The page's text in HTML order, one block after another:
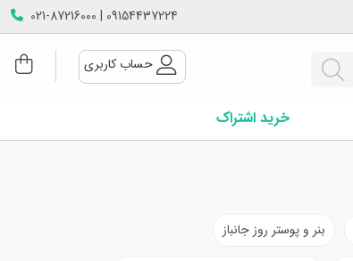
09154437224 | 021-87216000
حساب کاربری
خرید اشتراک
بنر و پوستر روز جانباز